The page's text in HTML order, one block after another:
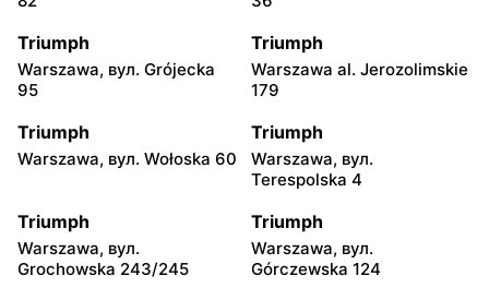
Triumph
Warszawa, вул. Grójecka
95
Triumph
Warszawa al. Jerozolimskie
179
Triumph
Warszawa, вул. Wołoska 60
Triumph
Warszawa, вул.
Terespolska 4
Triumph
Warszawa, вул.
Grochowska 243/245
Triumph
Warszawa, вул.
Górczewska 124